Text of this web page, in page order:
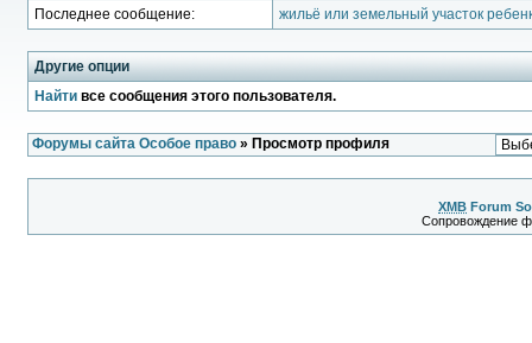
Последнее сообщение:
жильё или земельный участок
Другие опции
Найтивсе сообщения этого пользователя.
Форумы сайта Особое право» Просмотр профиля
XMB Forum
Сопровождение